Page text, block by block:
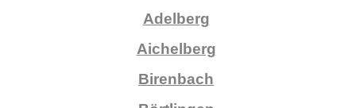
Adelberg
Aichelberg
Birenbach